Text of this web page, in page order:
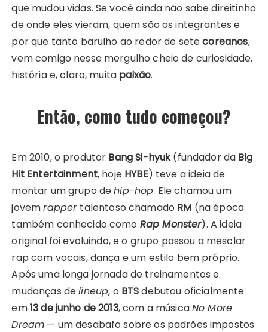
que mudou vidas. Se você ainda não sabe direitinho
de onde eles vieram, quem são os integrantes e
por que tanto barulho ao redor de setecoreanos,
vem comigo nesse mergulho cheio de curiosidade,
história e, claro, muita paixão.
Então, como tudo começou?
Em 2010, o produtor Bang Si-hyuk(fundador da Big
Hit Entertainment, hoje HYBE) teve a ideia de
montar um grupo dehip-hop. Ele chamou um
jovemrapper talentoso chamado RM (na época
também conhecido como Rap Monster). A ideia
original foi evoluindo, e o grupo passou a mesclar
rap com vocais, dança e um estilo bem próprio.
Após uma longa jornada de treinamentos e
mudanças delineup, o BTSdebutou oficialmente
em13 de junho de 2013, com a músicaNo More
Dream — um desabafo sobre os padrões impostos